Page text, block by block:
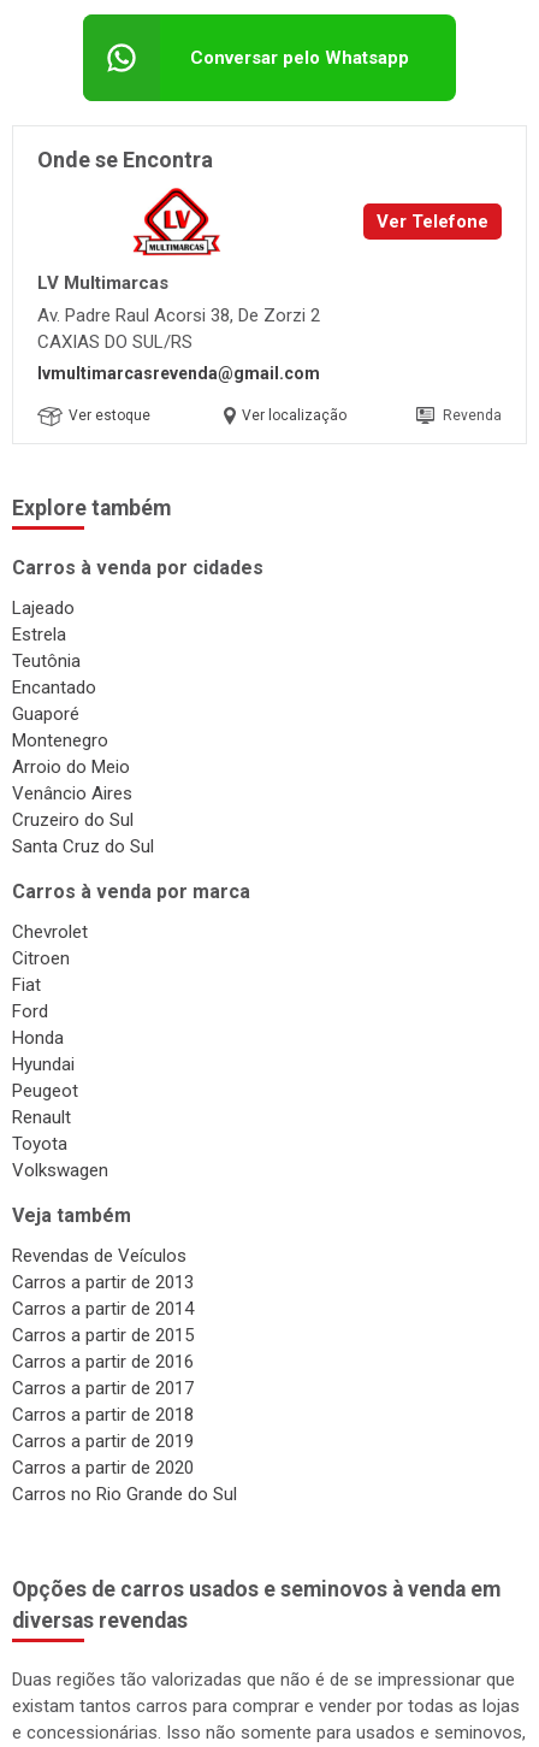
Conversar pelo Whatsapp
Onde se Encontra
Ver Telefone
LV Multimarcas
Av. Padre Raul Acorsi 38, De Zorzi 2
CAXIAS DO SUL/RS
lvmultimarcasrevenda@gmail.com
Ver estoque Ver localização Revenda
Explore também
Carros à venda por cidades
Lajeado
Estrela
Teutônia
Encantado
Guaporé
Montenegro
Arroio do Meio
Venâncio Aires
Cruzeiro do Sul
Santa Cruz do Sul
Carros à venda por marca
Chevrolet
Citroen
Fiat
Ford
Honda
Hyundai
Peugeot
Renault
Toyota
Volkswagen
Veja também
Revendas de Veículos
Carros a partir de 2013
Carros a partir de 2014
Carros a partir de 2015
Carros a partir de 2016
Carros a partir de 2017
Carros a partir de 2018
Carros a partir de 2019
Carros a partir de 2020
Carros no Rio Grande do Sul
Opções de carros usados e seminovos à venda em
diversas revendas
Duas regiões tão valorizadas que não é de se impressionar que
existam tantos carros para comprar e vender por todas as lojas
e concessionárias. Isso não somente para usados e seminovos,